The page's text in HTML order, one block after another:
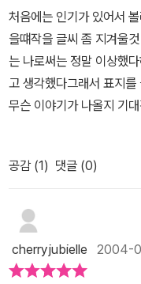
리와 론과 헤르미온에게
캐버스와 고양이 크룩생
빗자루 파이어 볼트를 선
빗자루에 무슨 마법이 걸
빗자루는 시리우스 블랙이
리 아빠와 피터,루핀교수
가 시리우스 블랙이 아닌
스캐버스라는 것도 알게
된다. 피터는 쥐로 변해
계를 이용해 벅빅을 탈출
지 많은 책을 읽었지만 이
진한 책은 처음이었다. 학
처음에는 인기가 있어서
을떄작을 글씨 좀 지겨울
는 나로써는 정말 이상했
고 생각했다그래서 표지
무슨 이야기가 나올지 기
하게 되어서 책이 잘 접하
좋다내가 책을 좋아하게
문 인것 같다나는 그래서
해리포터를 사랑하고왜
다해리포터 여루시미 봅
것이 나안타깝다정말루 이
공감 (1) 댓글 (0)
cherryjubielle 2004-